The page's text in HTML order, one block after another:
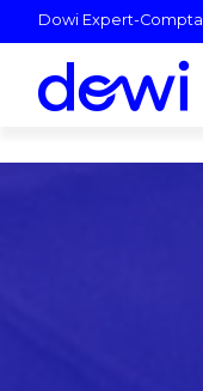
AllerDowi Expert-